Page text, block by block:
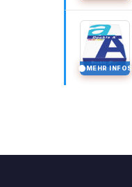
MEHR INFOS